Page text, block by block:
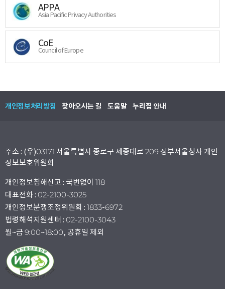
APPA
Asia Pacific Privacy Authorities
CoE
Council of Europe
개인정보처리방침 찾아오시는 길 도움말 누리집 안내
주소 : (우)03171 서울특별시 종로구 세종대로 209 정부서울청사 개인
정보보호위원회
개인정보침해신고 : 국번없이 118
대표전화 : 02-2100-3025
개인정보분쟁조정위원회 : 1833-6972
법령해석지원센터 : 02-2100-3043
월~금 9:00~18:00, 공휴일 제외